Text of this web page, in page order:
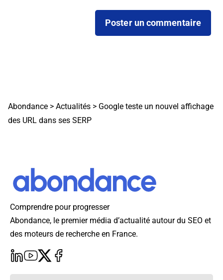
Abondance > Actualités > Google teste un nouvel affichage
des URL dans ses SERP
Comprendre pour progresser
Abondance, le premier média d’actualité autour du SEO et
des moteurs de recherche en France.